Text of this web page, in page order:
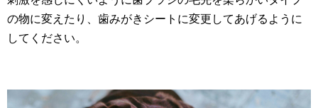
の物に変えたり、歯みがきシートに変更してあげるように
してください。